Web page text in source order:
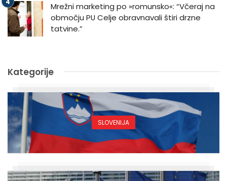
Mrežni marketing po »romunsko«: “Včeraj na
območju PU Celje obravnavali štiri drzne
tatvine.”
Kategorije
SLOVENIJA